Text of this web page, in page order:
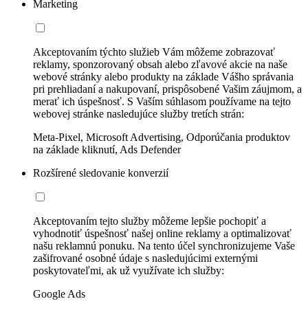
Marketing
Akceptovaním týchto služieb Vám môžeme zobrazovať
reklamy, sponzorovaný obsah alebo zľavové akcie na naše
webové stránky alebo produkty na základe Vášho správania
pri prehliadaní a nakupovaní, prispôsobené Vašim záujmom, a
merať ich úspešnosť. S Vaším súhlasom používame na tejto
webovej stránke nasledujúce služby tretích strán:
Meta-Pixel, Microsoft Advertising, Odporúčania produktov
na základe kliknutí, Ads Defender
Rozšírené sledovanie konverzií
Akceptovaním tejto služby môžeme lepšie pochopiť a
vyhodnotiť úspešnosť našej online reklamy a optimalizovať
našu reklamnú ponuku. Na tento účel synchronizujeme Vaše
zašifrované osobné údaje s nasledujúcimi externými
poskytovateľmi, ak už využívate ich služby:
Google Ads